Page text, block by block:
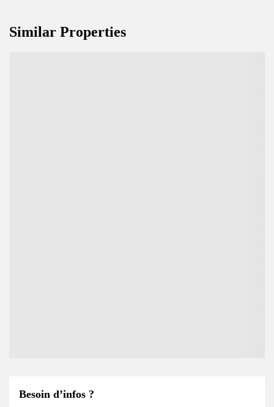
Similar Properties
Besoin d’infos ?